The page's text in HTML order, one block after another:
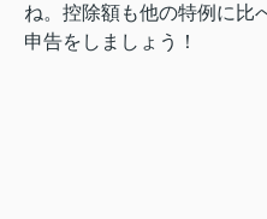
ね。控除額も他の特例に比
申告をしましょう！